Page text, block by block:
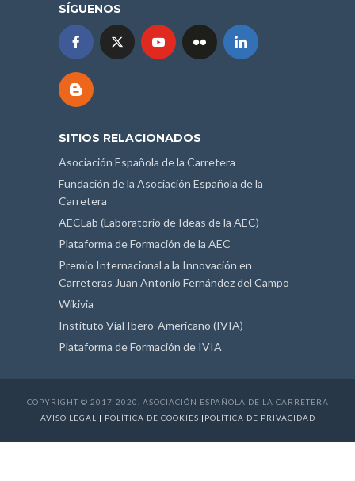
SÍGUENOS
SITIOS RELACIONADOS
Asociación Española de la Carretera
Fundación de la Asociación Española de la
Carretera
AECLab (Laboratorio de Ideas de la AEC)
Plataforma de Formación de la AEC
Premio Internacional a la Innovación en
Carreteras Juan Antonio Fernández del Campo
Wikivia
Instituto Vial Ibero-Americano (IVIA)
Plataforma de Formación de IVIA
COPYRIGHT © 2017-2020. ASOCIACIÓN ESPAÑOLA DE LA CARRETERA
AVISO LEGAL
| POLÍTICA DE COOKIES | POLÍTICA DE PRIVACIDAD